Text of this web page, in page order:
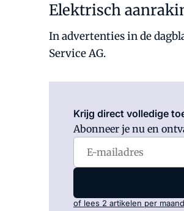
Elektrisch
In advertenties in de
Service AG.
Krijg direct volledige
Abonneer je nu en
of lees 2 artikelen per